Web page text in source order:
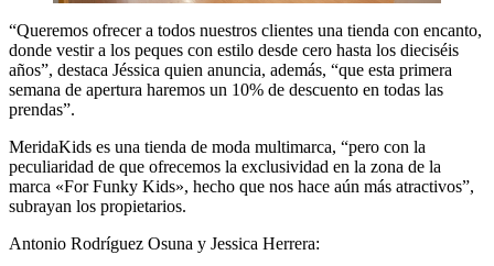
“Queremos ofrecer a todos nuestros clientes una tienda con encanto,
donde vestir a los peques con estilo desde cero hasta los dieciséis
años”, destaca Jéssica quien anuncia, además, “que esta primera
semana de apertura haremos un 10% de descuento en todas las
prendas”.
MeridaKids es una tienda de moda multimarca, “pero con la
peculiaridad de que ofrecemos la exclusividad en la zona de la
marca «For Funky Kids», hecho que nos hace aún más atractivos”,
subrayan los propietarios.
Antonio Rodríguez Osuna y Jessica Herrera: